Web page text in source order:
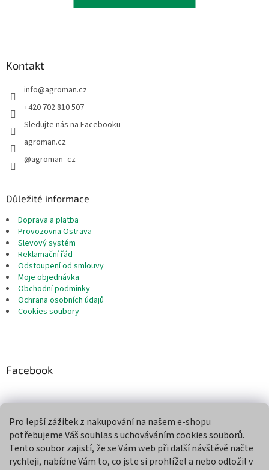
Pro lepší zážitek z nakupování na našem e-shopu
potřebujeme Váš souhlas s uchováváním cookies souborů.
Tento soubor zajistí, že se Vám web při další návštěvě načte
rychleji, nabídne Vám to, co jste si prohlížel a nebo odložil v
Kontakt
info@agroman.cz
+420 702 810 507
Sledujte nás na Facebooku
agroman.cz
@agroman_cz
Důležité informace
Doprava a platba
Provozovna Ostrava
Slevový systém
Reklamační řád
Odstoupení od smlouvy
Moje objednávka
Obchodní podmínky
Ochrana osobních údajů
Cookies soubory
Facebook
Přijímáme online platby